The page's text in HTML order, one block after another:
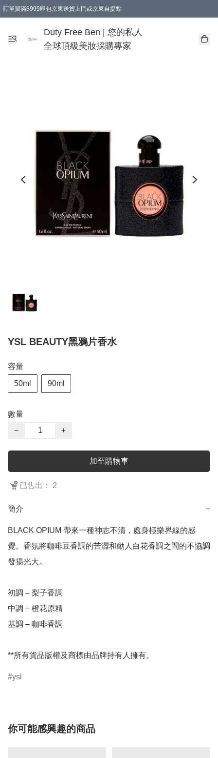
訂單買滿$999即包京東送貨上門或京東自提點
Duty Free Ben | 您的私人
全球頂級美妝採購專家
YSL BEAUTY黑鴉片香水
容量
50ml 90ml
數量
−
+
加至購物車
已售出： 2
簡介 −
BLACK OPIUM 帶來一種神志不清，處身極樂界線的感
覺。香氛將咖啡豆香調的苦澀和動人白花香調之間的不協調
發揚光大。
初調 – 梨子香調
中調 – 橙花原精
基調 – 咖啡香調
**所有貨品版權及商標由品牌持有人擁有。
ysl
你可能感興趣的商品